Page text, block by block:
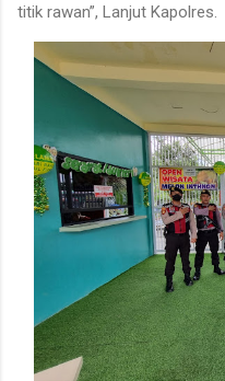
titik rawan”, Lanjut Kapolres.